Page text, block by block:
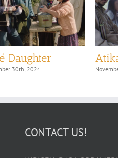
Daughter
30th, 2024
CONTACT US!